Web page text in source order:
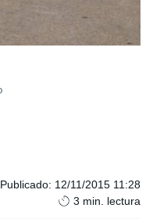
Publicado: 12/11/2015 11:28
3 min. lectura